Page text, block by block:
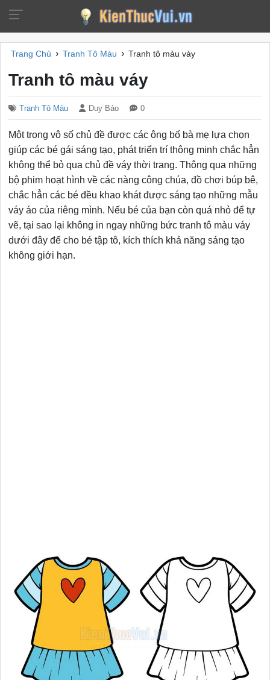
Trang Chủ › Tranh Tô Màu › Tranh tô màu váy
Tranh tô màu váy
Tranh Tô Màu Duy Bảo 0
Một trong vô số chủ đề được các ông bố bà mẹ lựa chọn
giúp các bé gái sáng tạo, phát triển trí thông minh chắc hẳn
không thể bỏ qua chủ đề váy thời trang. Thông qua những
bộ phim hoạt hình về các nàng công chúa, đồ chơi búp bê,
chắc hẳn các bé đều khao khát được sáng tạo những mẫu
váy áo của riêng mình. Nếu bé của bạn còn quá nhỏ để tự
vẽ, tại sao lại không in ngay những bức tranh tô màu váy
dưới đây để cho bé tập tô, kích thích khả năng sáng tạo
không giới hạn.